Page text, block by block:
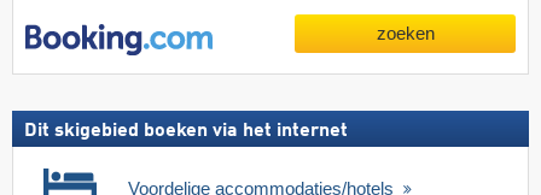
zoeken
Dit skigebied boeken via het internet
Voordelige accommodaties/hotels